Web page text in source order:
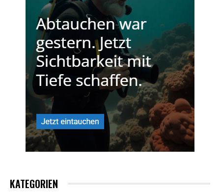
KATEGORIEN